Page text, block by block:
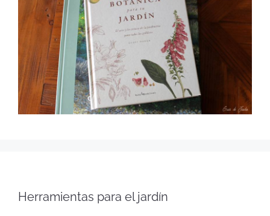
Herramientas para el jardín